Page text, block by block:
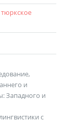
и
Западного и
с